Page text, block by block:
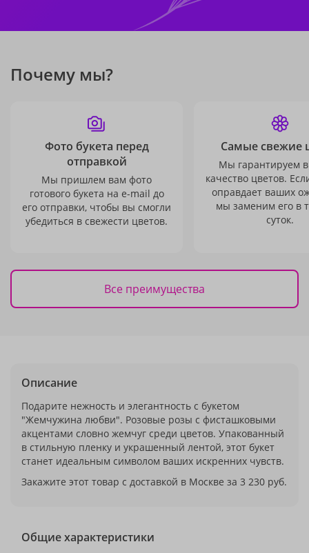
Почему мы?
Фото букета перед
отправкой
Мы пришлем вам фото
готового букета на e-mail до
его отправки, чтобы вы смогли
убедиться в свежести цветов.
Самые свежие
Мы гарантируем
качество цветов.
оправдает ваших
мы заменим его в
суток.
Все преимущества
Описание
Подарите нежность и элегантность с букетом
"Жемчужина любви". Розовые розы с фисташковыми
акцентами словно жемчуг среди цветов. Упакованный
в стильную пленку и украшенный лентой, этот букет
станет идеальным символом ваших искренних чувств.
Закажите этот товар с доставкой в Москве за 3 230 руб.
Общие характеристики